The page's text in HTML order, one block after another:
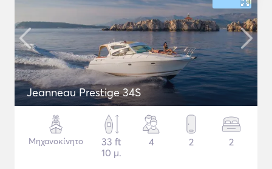
Jeanneau Prestige 34S
Μηχανοκίνητο
33 ft
10 μ.
4 2 2